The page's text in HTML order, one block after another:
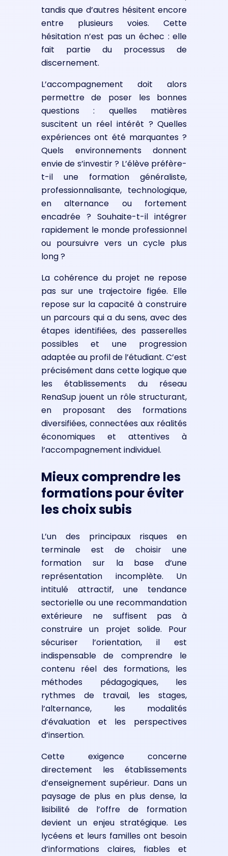
tandis que d’autres hésitent encore
entre plusieurs voies. Cette
hésitation n’est pas un échec : elle
fait partie du processus de
discernement.
L’accompagnement doit alors
permettre de poser les bonnes
questions : quelles matières
suscitent un réel intérêt ? Quelles
expériences ont été marquantes ?
Quels environnements donnent
envie de s’investir ? L’élève préfère-
t-il une formation généraliste,
professionnalisante, technologique,
en alternance ou fortement
encadrée ? Souhaite-t-il intégrer
rapidement le monde professionnel
ou poursuivre vers un cycle plus
long ?
La cohérence du projet ne repose
pas sur une trajectoire figée. Elle
repose sur la capacité à construire
un parcours qui a du sens, avec des
étapes identifiées, des passerelles
possibles et une progression
adaptée au profil de l’étudiant. C’est
précisément dans cette logique que
les établissements du réseau
RenaSup jouent un rôle structurant,
en proposant des formations
diversifiées, connectées aux réalités
économiques et attentives à
l’accompagnement individuel.
Mieux comprendre les
formations pour éviter
les choix subis
L’un des principaux risques en
terminale est de choisir une
formation sur la base d’une
représentation incomplète. Un
intitulé attractif, une tendance
sectorielle ou une recommandation
extérieure ne suffisent pas à
construire un projet solide. Pour
sécuriser l’orientation, il est
indispensable de comprendre le
contenu réel des formations, les
méthodes pédagogiques, les
rythmes de travail, les stages,
l’alternance, les modalités
d’évaluation et les perspectives
d’insertion.
Cette exigence concerne
directement les établissements
d’enseignement supérieur. Dans un
paysage de plus en plus dense, la
lisibilité de l’offre de formation
devient un enjeu stratégique. Les
lycéens et leurs familles ont besoin
d’informations claires, fiables et